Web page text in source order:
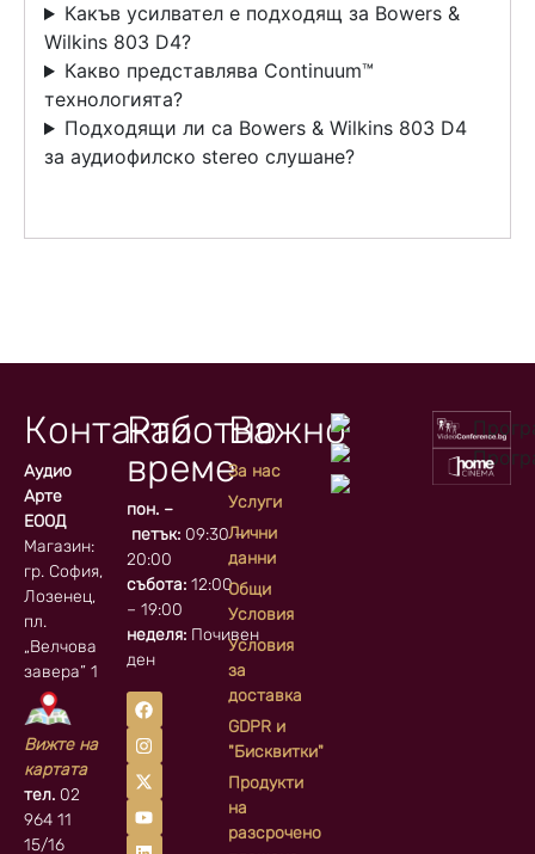
Какъв усилвател е подходящ за Bowers &
Wilkins 803 D4?
Какво представлява Continuum™
технологията?
Подходящи ли са Bowers & Wilkins 803 D4
за аудиофилско stereo слушане?
Контакти
Аудио
Арте
ЕООД
Магазин:
гр. София, кв.
Лозенец,
пл.
„Велчова
завера” 1
Вижте на
картата
тел. 02
964 11
15/16
Работно
време
пон. –
петък:09:30 –
20:00
събота:12:00
– 19:00
неделя:Почивен
ден
Важно
За нас
Услуги
Лични
данни
Общи
Условия
Условия
за
доставка
GDPR и
"Бисквитки"
Продукти
на
разсрочено